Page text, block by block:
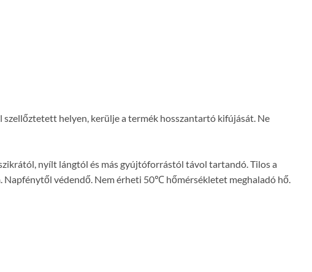
helyen, kerülje a termék hosszantartó kifújását. Ne
nyílt lángtól és más gyújtóforrástól távol tartandó. Tilos a
Napfénytől védendő. Nem érheti 50℃ hőmérsékletet meghaladó hő.